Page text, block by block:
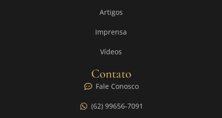
Artigos
Imprensa
Vídeos
Contato
Fale Conosco
(62) 99656-7091